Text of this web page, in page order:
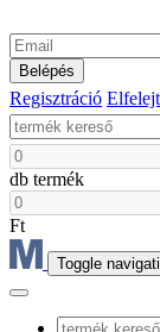
Belépés
Regisztráció
db termék
Ft
Toggle